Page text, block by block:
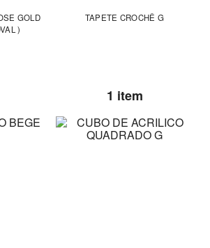
)
TAPETE CROCHÊ G
1 item